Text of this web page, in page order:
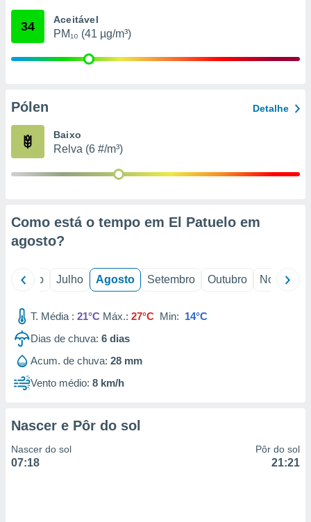
através
estudos
1199
34 Aceitável
PM₁₀ (41 µg/m³)
Pólen Detalhe
Baixo
Relva (6 #/m³)
Como está o tempo em El Patuelo em
agosto?
Junho Julho Agosto Setembro Outubro Novembro
T. Média : 21°C Máx.: 27°C Min: 14°C
Dias de chuva: 6 dias
Acum. de chuva: 28 mm
Vento médio: 8 km/h
Nascer e Pôr do sol
Nascer do sol
07:18
Pôr do sol
21:21